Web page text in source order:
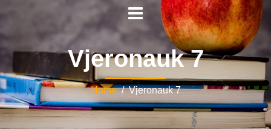
Vjeronauk 7
Home/ Vjeronauk 7